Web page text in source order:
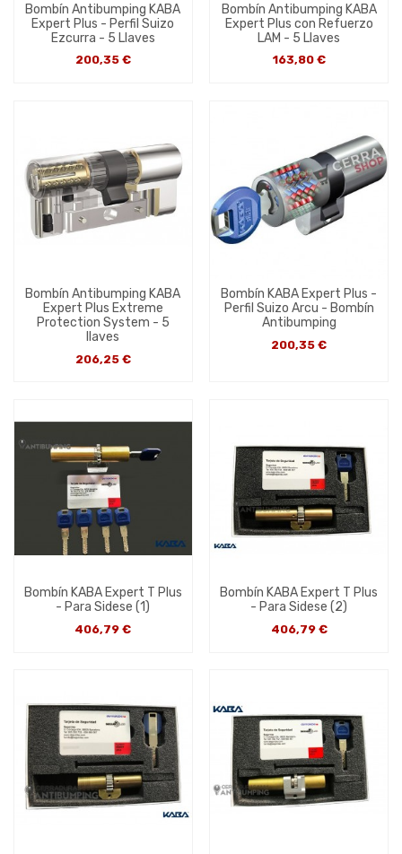
Bombín Antibumping KABA
Expert Plus - Perfil Suizo
Ezcurra - 5 Llaves
200,35 €
Bombín Antibumping KABA
Expert Plus con Refuerzo
LAM - 5 Llaves
163,80 €
Bombín Antibumping KABA
Expert Plus Extreme
Protection System - 5
llaves
206,25 €
Bombín KABA Expert Plus -
Perfil Suizo Arcu - Bombín
Antibumping
200,35 €
Bombín KABA Expert T Plus
- Para Sidese (1)
406,79 €
Bombín KABA Expert T Plus
- Para Sidese (2)
406,79 €